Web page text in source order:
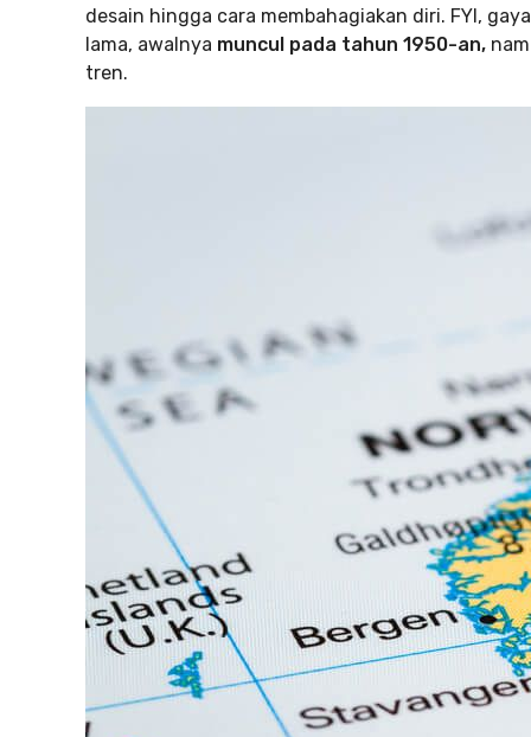
desain hingga cara membahagiakan diri. FYI,
lama, awalnya muncul pada tahun 1950-an,
tren.